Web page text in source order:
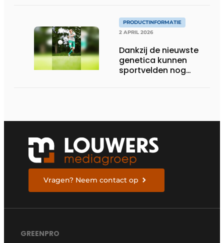
PRODUCTINFORMATIE
2 APRIL 2026
Dankzij de nieuwste
genetica kunnen
sportvelden nog
Vragen? Neem contact op
GREENPRO